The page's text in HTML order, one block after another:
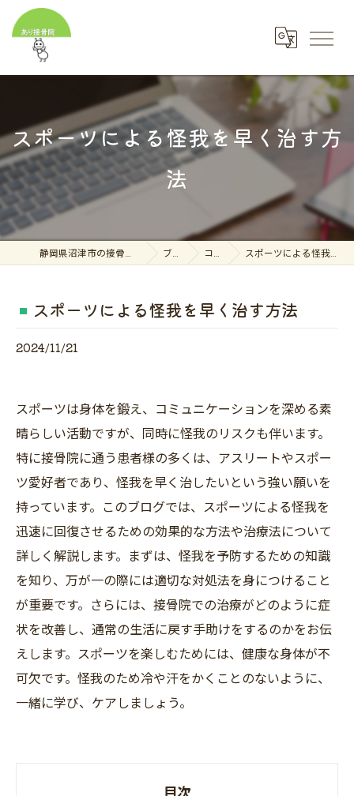
スポーツによる怪我を早く治す方
法
静岡県沼津市の接骨院ならあり接骨院 ブログ コラム スポーツによる怪我を早く治す方法
スポーツによる怪我を早く治す方法
2024/11/21
スポーツは身体を鍛え、コミュニケーションを深める素
晴らしい活動ですが、同時に怪我のリスクも伴います。
特に接骨院に通う患者様の多くは、アスリートやスポー
ツ愛好者であり、怪我を早く治したいという強い願いを
持っています。このブログでは、スポーツによる怪我を
迅速に回復させるための効果的な方法や治療法について
詳しく解説します。まずは、怪我を予防するための知識
を知り、万が一の際には適切な対処法を身につけること
が重要です。さらには、接骨院での治療がどのように症
状を改善し、通常の生活に戻す手助けをするのかをお伝
えします。スポーツを楽しむためには、健康な身体が不
可欠です。怪我のため冷や汗をかくことのないように、
一緒に学び、ケアしましょう。
目次